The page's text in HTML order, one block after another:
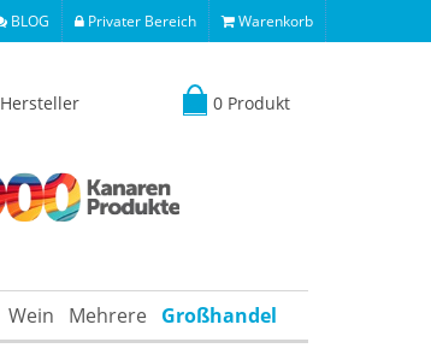
BLOG Privater Bereich Warenkorb
Hersteller 0 Produkt
Wein Mehrere Großhandel